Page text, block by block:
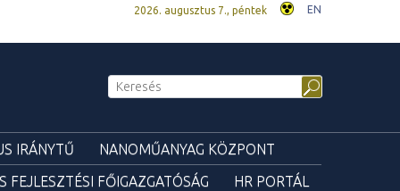
2026. augusztus 7., péntek EN
IRÁNYTŰ
NANOMŰANYAG KÖZPONT
FEJLESZTÉSI FŐIGAZGATÓSÁG
HR PORTÁL